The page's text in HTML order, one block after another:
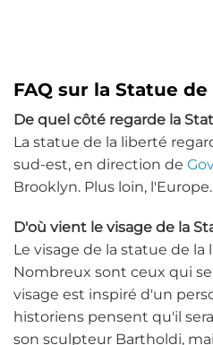
FAQ sur la Statue
De quel côté regarde la
La statue de la liberté
sud-est, en direction de
Brooklyn. Plus loin, l'Europe.
D'où vient le visage de la
Le visage de la statue de la
Nombreux sont ceux qui
visage est inspiré d'un
historiens pensent qu'il
son sculpteur Bartholdi,